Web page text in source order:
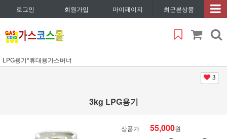
로그인 회원가입 마이페이지 최근본상품
LPG용기*휴대용가스버너
3
3kg LPG용기
상품가 55,000원